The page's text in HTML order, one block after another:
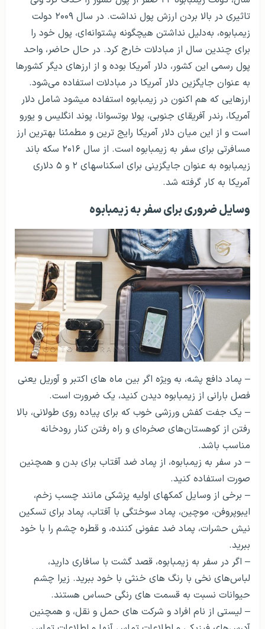
تاثیری در بالا بردن ارزش پول نداشت. در سال ۲۰۰۹ دولت
زیمبابوه، به‌دلیل نداشتن هیچگونه پشتوانه‌ای، پول خود را
برای چندین سال از مبادلات خارج کرد. در حال حاضر، واحد
پول رسمی این کشور، دلار آمریکا بوده و از ارزهای دیگر کشورها
به عنوان جایگزین دلار آمریکا در مبادلات استفاده می‌شود.
ارزهایی که هم اکنون در زیمبابوه استفاده می­شود شامل دلار
آمریکا، رندر آفریقای جنوبی، پولا بوتسوانا، پوند انگلیس و یورو
است و از این میان دلار آمریکا رایج ترین و مطمئنا بهترین ارز
مسافرتی برای سفر به زیمبابوه است. از سال ۲۰۱۶ سکه باند
زیمبابوه به عنوان جایگزینی برای اسکناس­های ۲ و ۵ دلاری
آمریکا به کار گرفته شد.
وسایل ضروری برای سفر به زیمبابوه
– پماد دافع پشه، به ویژه اگر بین ماه های اکتبر و آوریل یعنی
فصل بارانی از زیمبابوه دیدن کنید، یک ضرورت است.
– یک جفت کفش ورزشی خوب که برای پیاده روی طولانی، بالا
رفتن از کوهستان‌های صخره‌ای و راه رفتن کنار رودخانه
مناسب باشد.
– در سفر به زیمبابوه، از پماد ضد آفتاب برای بدن و همچنین
صورت استفاده کنید.
– برخی از وسایل کمک­های اولیه پزشکی مانند چسب زخم،
ایبوپروفن، موچین، پماد سوختگی با آفتاب، پماد برای تسکین
نیش حشرات، پماد ضد عفونی کننده، و قطره چشم را با خود
ببرید.
– اگر در سفر به زیمبابوه، قصد گشت با سافاری دارید،
لباس‌های نخی با رنگ های خنثی با خود ببرید. زیرا چشم
حیوانات نسبت به قسمت های رنگی حساس هستند.
– لیستی از نام افراد و شرکت های حمل و نقل، و همچنین